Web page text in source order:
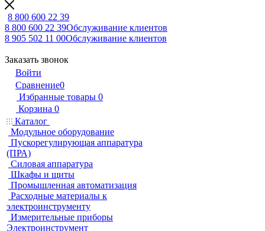
8 800 600 22 39
8 800 600 22 39Обслуживание клиентов
8 905 502 11 00Обслуживание клиентов
Заказать звонок
Войти
Сравнение0
Избранные товары 0
Корзина 0
Каталог
Модульное оборудование
Пускорегулирующая аппаратура
(ПРА)
Силовая аппаратура
Шкафы и щиты
Промышленная автоматизация
Расходные материалы к
электроинструменту
Измерительные приборы
Электроинструмент